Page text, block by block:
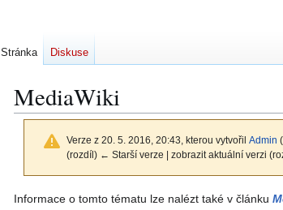
MediaWiki
Verze z 20. 5. 2016, 20:43, kterou vytvořil Admin (
(rozdíl) ← Starší verze | zobrazit aktuální verzi
Skočit
Skočit
Informace o tomto tématu lze nalézt také v článku
Stránka Diskuse